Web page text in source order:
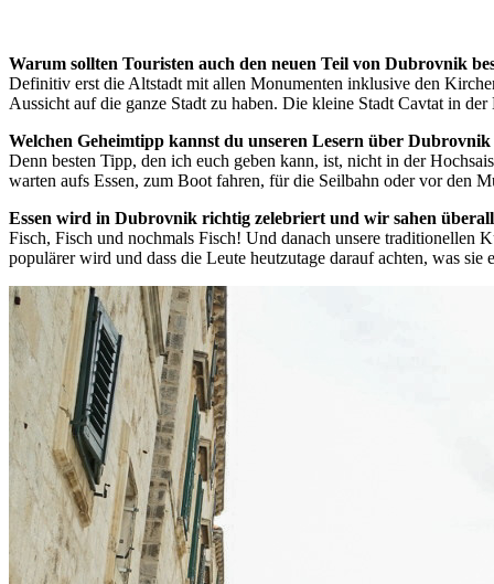
Warum sollten Touristen auch den neuen Teil von Dubrovnik
Definitiv erst die Altstadt mit allen Monumenten inklusive den
Aussicht auf die ganze Stadt zu haben. Die kleine Stadt Cavtat in
Welchen Geheimtipp kannst du unseren Lesern über Dubrovnik
Denn besten Tipp, den ich euch geben kann, ist, nicht in der
warten aufs Essen, zum Boot fahren, für die Seilbahn oder vor den
Essen wird in Dubrovnik richtig zelebriert und wir sahen
Fisch, Fisch und nochmals Fisch! Und danach unsere traditionellen
populärer wird und dass die Leute heutzutage darauf achten, was